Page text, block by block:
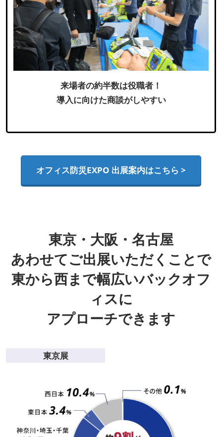
来場者の約半数は役職者！
導入に向けた商談がしやすい
オフィス防災EXPO 出展案内はこちら >
東京・大阪・名古屋
あわせてご出展いただくことで
東から西まで幅広いバックオフ
ィスに
アプローチできます
東京展